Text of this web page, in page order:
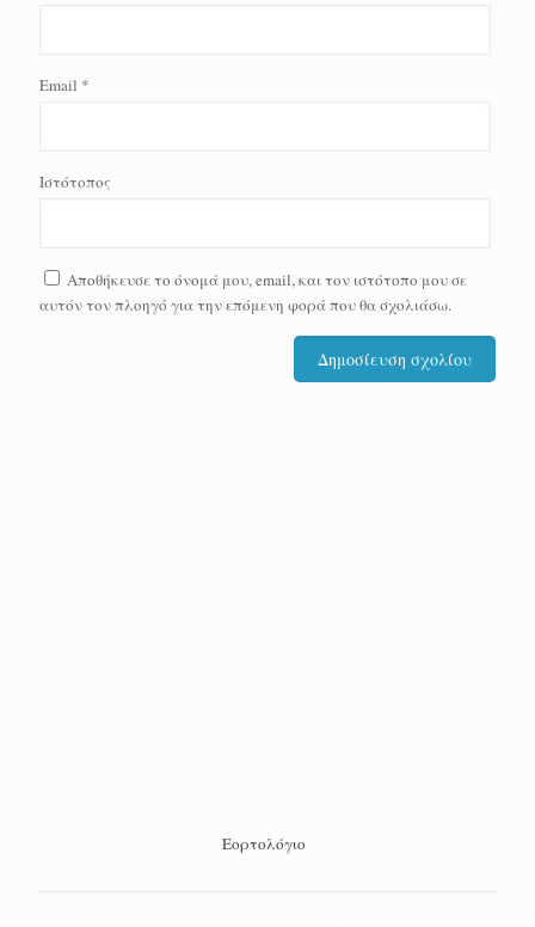
Email *
Ιστότοπος
Αποθήκευσε το όνομά μου, email, και τον ιστότοπο μου σε
αυτόν τον πλοηγό για την επόμενη φορά που θα σχολιάσω.
Εορτολόγιο